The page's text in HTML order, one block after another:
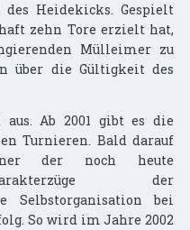
Heidekicks. Gespielt
zehn Tore erzielt hat,
Mülleimer zu
über die Gültigkeit des
Ab 2001 gibt es die
Turnieren. Bald darauf
der noch heute
der
Selbstorganisation bei
So wird im Jahre 2002